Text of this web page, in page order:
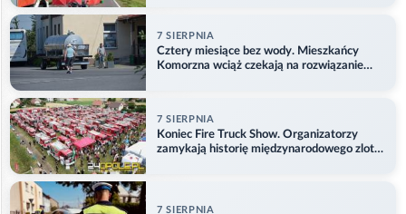
7 SIERPNIA
Cztery miesiące bez wody. Mieszkańcy
Komorzna wciąż czekają na rozwiązanie
7 SIERPNIA
Koniec Fire Truck Show. Organizatorzy
zamykają historię międzynarodowego zlotu
7 SIERPNIA